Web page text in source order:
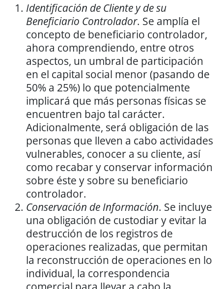
Identificación de Cliente y de su
Beneficiario Controlador. Se amplía el
concepto de beneficiario controlador,
ahora comprendiendo, entre otros
aspectos, un umbral de participación
en el capital social menor (pasando de
50% a 25%) lo que potencialmente
implicará que más personas físicas se
encuentren bajo tal carácter.
Adicionalmente, será obligación de las
personas que lleven a cabo actividades
vulnerables, conocer a su cliente, así
como recabar y conservar información
sobre éste y sobre su beneficiario
controlador.
Conservación de Información. Se incluye
una obligación de custodiar y evitar la
destrucción de los registros de
operaciones realizadas, que permitan
la reconstrucción de operaciones en lo
individual, la correspondencia